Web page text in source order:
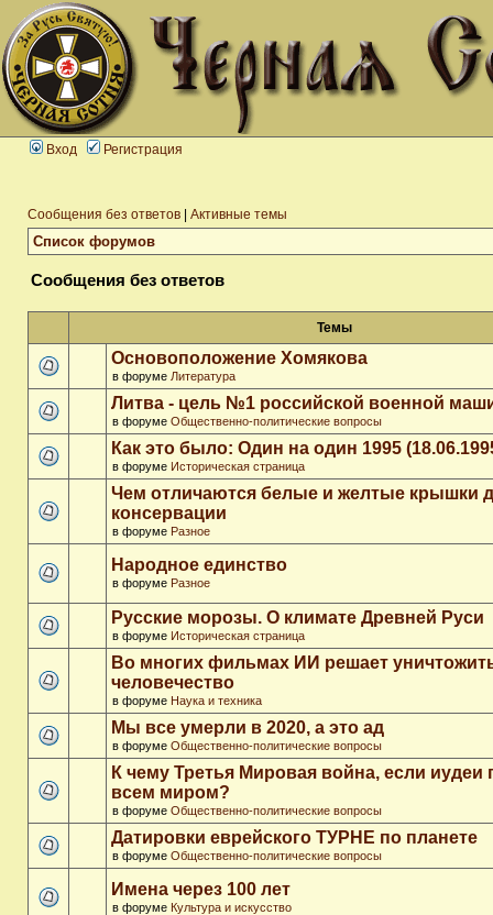
Вход Регистрация
Сообщения без ответов Активные темы
Список форумов
Сообщения без ответов
Темы
Основоположение Хомякова
в форуме Литература
Литва - цель №1 российской военной
в форуме Общественно-политические вопросы
Как это было: Один на один 1995
в форуме Историческая страница
Чем отличаются белые и желтые крышки
консервации
в форуме Разное
Народное единство
в форуме Разное
Русские морозы. О климате Древней Руси
в форуме Историческая страница
Во многих фильмах ИИ решает
человечество
в форуме Наука и техника
Мы все умерли в 2020, а это ад
в форуме Общественно-политические вопросы
К чему Третья Мировая война, если иудеи
всем миром?
в форуме Общественно-политические вопросы
Датировки еврейского ТУРНЕ по планете
в форуме Общественно-политические вопросы
Имена через 100 лет
в форуме Культура и искусство